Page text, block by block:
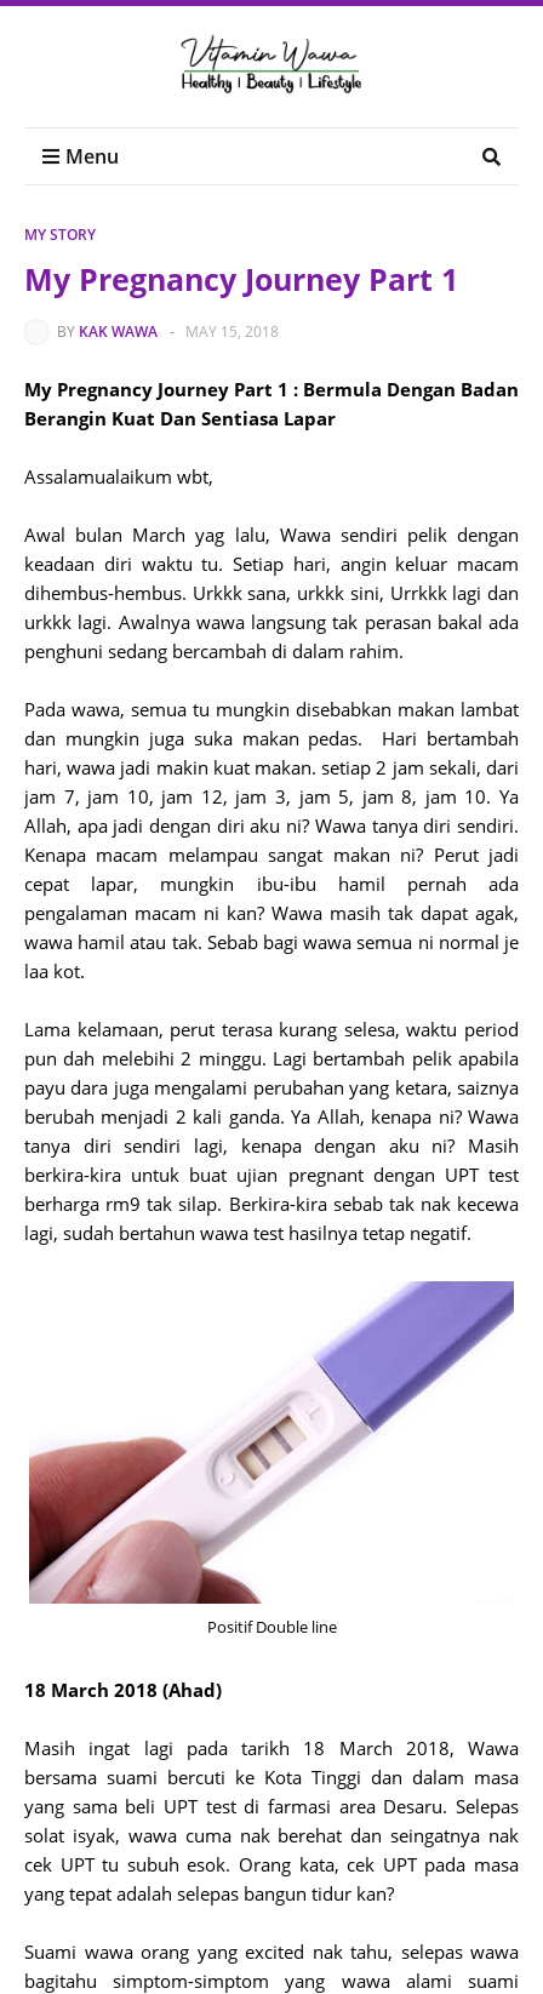
Menu
MY STORY
My Pregnancy Journey Part 1
BY KAK WAWA - MAY 15, 2018
My Pregnancy Journey Part 1 : Bermula Dengan Badan
Berangin Kuat Dan Sentiasa Lapar
Assalamualaikum wbt,
Awal bulan March yag lalu, Wawa sendiri pelik dengan
keadaan diri waktu tu. Setiap hari, angin keluar macam
dihembus-hembus. Urkkk sana, urkkk sini, Urrkkk lagi dan
urkkk lagi. Awalnya wawa langsung tak perasan bakal ada
penghuni sedang bercambah di dalam rahim.
Pada wawa, semua tu mungkin disebabkan makan lambat
dan mungkin juga suka makan pedas. Hari bertambah
hari, wawa jadi makin kuat makan. setiap 2 jam sekali, dari
jam 7, jam 10, jam 12, jam 3, jam 5, jam 8, jam 10. Ya
Allah, apa jadi dengan diri aku ni? Wawa tanya diri sendiri.
Kenapa macam melampau sangat makan ni? Perut jadi
cepat lapar, mungkin ibu-ibu hamil pernah ada
pengalaman macam ni kan? Wawa masih tak dapat agak,
wawa hamil atau tak. Sebab bagi wawa semua ni normal je
laa kot.
Lama kelamaan, perut terasa kurang selesa, waktu period
pun dah melebihi 2 minggu. Lagi bertambah pelik apabila
payu dara juga mengalami perubahan yang ketara, saiznya
berubah menjadi 2 kali ganda. Ya Allah, kenapa ni? Wawa
tanya diri sendiri lagi, kenapa dengan aku ni? Masih
berkira-kira untuk buat ujian pregnant dengan UPT test
berharga rm9 tak silap. Berkira-kira sebab tak nak kecewa
lagi, sudah bertahun wawa test hasilnya tetap negatif.
Positif Double line
18 March 2018 (Ahad)
Masih ingat lagi pada tarikh 18 March 2018, Wawa
bersama suami bercuti ke Kota Tinggi dan dalam masa
yang sama beli UPT test di farmasi area Desaru. Selepas
solat isyak, wawa cuma nak berehat dan seingatnya nak
cek UPT tu subuh esok. Orang kata, cek UPT pada masa
yang tepat adalah selepas bangun tidur kan?
Suami wawa orang yang excited nak tahu, selepas wawa
bagitahu simptom-simptom yang wawa alami suami